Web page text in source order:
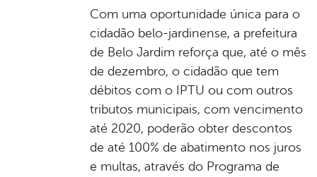
Com uma oportunidade única para o
cidadão belo-jardinense, a prefeitura
de Belo Jardim reforça que, até o mês
de dezembro, o cidadão que tem
débitos com o IPTU ou com outros
tributos municipais, com vencimento
até 2020, poderão obter descontos
de até 100% de abatimento nos juros
e multas, através do Programa de